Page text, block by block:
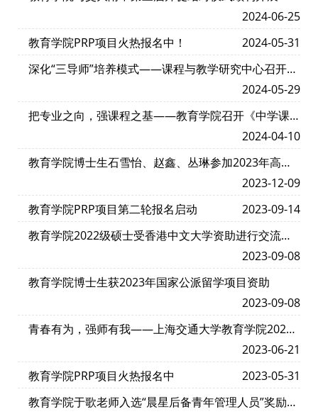
2024-06-25
教育学院PRP项目火热报名中！
2024-05-31
深化“三导师”培养模式——课程与教学研究中心召开
2024-05-29
把专业之向，强课程之基——教育学院召开《中学课
程与教材研究》 《中学教学设计与实施研究》课程建
设研讨会
2024-04-10
教育学院博士生石雪怡、赵鑫、丛琳参加2023年高等
2023-12-09
教育学院PRP项目第二轮报名启动
2023-09-14
教育学院2022级硕士受香港中文大学资助进行交流访
2023-09-08
教育学院博士生获2023年国家公派留学项目资助
2023-09-08
青春有为，强师有我——上海交通大学教育学院2022
级教育硕士实践导师聘任仪式暨三导师交流会顺利举
行
2023-06-21
教育学院PRP项目火热报名中
2023-05-31
教育学院于歌老师入选“晨星后备青年管理人员”奖励计